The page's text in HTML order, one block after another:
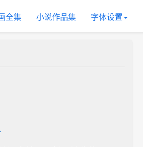
全集 小说作品集 字体设置